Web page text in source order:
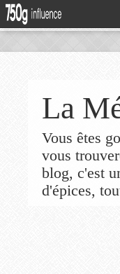
La
Vous êtes
vous
blog, c'est
d'épices,